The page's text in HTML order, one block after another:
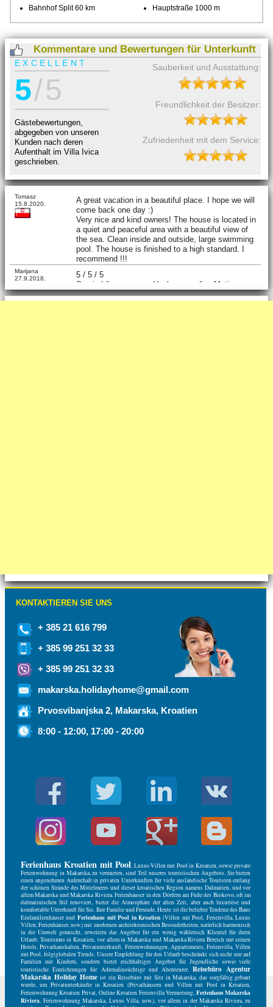
Bahnhof Split 60 km
Hauptstraße 1000 m
Kommentare und Bewertungen für Unterkunft
EXCELLENT
5/ 5
Gästebewertungen,
abgegeben von unseren
Kunden nach deren
Aufenthalt im Villa Ivica
geschrieben.
Sauberkeit und Ausstattung:
Freundlichkeit der Besitzer:
Zufriedenheit mit dem Service:
KONTAKTIEREN SIE UNS
+ 385 21 616 799
+ 385 99 251 32 33
+ 385 99 251 32 33
makarska.holidayhome@gmail.com
Prvosvibanjska 2, Makarska, Kroatien
8:00 - 12:00, 17:00 - 20:00
Ferienhaus Kroatien mit Pool, Luxus-Villen mit Pool in Kroatien, sowie private
Ferienwohnung in Makarska, zu vermieten, sind Teil unseres touristischen Angebots. Sie bieten
einen angenehmen Aufenthalt in privaten Unterkünften für viele ausländische Touristen entlang
der schönen Strände des Mittelmeers und dieser kroatischen Region namens Dalmatien, und vor
allem Makarska und Makarska Riviera. Ferienhäuser in den Dörfern am Fuße des Biokovo, oft im
dalmatinischen Stil renoviert, bietet die Atmosphäre der alten Zeit, aber auch luxuriöse und
komfortable Unterkunft für Sie, Ihre Familie und Freunde. Heute ist die beliebte Tendenz des Baus
Einfamilienhäuser undFerienhaus mit Pool in Kroatien (Villen mit Pool, Ferienvilla, Luxus
Villen, Ferienhäuser, usw.) mit modernen architektonischen Besonderheiten, natürlich harmonisch
in die Umwelt gemischt, erweitern das Angebot für ein wenig wählerisch Klientel für ihren
Urlaub. Tourismus in Kroatien, vor allem in Makarska und Makarska Riviera Bereich mit seinen
Hotels, Privathaushalten, Privatunterkunft, Ferienwohnungen, Appartements, Ferienvilla, Villen
mit Pool, folgtglobalen Trends. Unsere Empfehlung für den Urlaub beschränkt sich nicht nur auf
Familien mit Kindern, sondern bietet reichhaltiges Angebot für Jugendliche sowie viele
touristische Einrichtungen für Adrenalinsüchtige und Abenteurer.Reisebüro Agentur
Makarska Holiday Home ist ein Reisebüro mit Sitz in Makarska, das sorgfältig gebaut
wurde, um Privatunterkünfte in Kroatien (Privathäusern und Villen mit Pool in Kroatien,
Ferienwohnung Kroatien Privat, Online Kroatien Ferienvilla Vermietung, Ferienhaus Makarska
Riviera, Ferienwohnung Makarska, Luxus Villa, usw.), vor allem in der Makarska Riviera, zu